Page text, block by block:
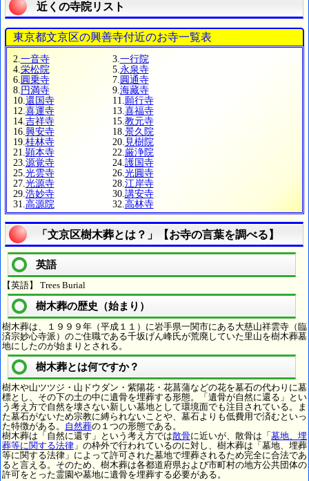
近くの寺院リスト
東京都文京区の興善寺付近のお寺一覧表
2. 一音寺 3. 一行院
4. 栄松院 5. 永泉寺
6. 圓乗寺 7. 圓通寺
8. 円満寺 9. 海藏寺
10. 還国寺 11. 願行寺
12. 喜運寺 13. 喜福寺
14. 吉祥寺 15. 教元寺
16. 興安寺 18. 景久院
19. 桂林寺 20. 見樹院
21. 顕本寺 22. 厳浄院
23. 源覚寺 24. 護国寺
25. 光雲寺 26. 光圓寺
27. 光源寺 28. 江岸寺
29. 浩妙寺 30. 講安寺
31. 高源院 32. 高林寺
「文京区樹木葬とは？」【お寺の言葉を調べる】
英語
【英語】 Trees Burial
樹木葬の歴史（始まり）
樹木葬は、１９９９年（平成１１）に岩手県一関市にある大慈山祥雲寺（臨
済宗妙心寺派）のご住職である千坂げん峰氏が荒廃していた里山を樹木葬墓
地にしたのが始まりとされる。
樹木葬とは何ですか？
樹木や山ツツジ・山ドウダン・紫陽花・花菖蒲などの花を墓石の代わりに墓
標とし、その下の土の中に遺骨を埋葬する形態。「遺骨が自然に還る」とい
う考え方で自然を壊さない新しい墓地として環境面でも注目されている。ま
た墓石がないため宗教に縛られないことや、墓石よりも低費用で済むといっ
た特徴がある。 自然葬の１つの形態である。
樹木葬は「自然に還す」という考え方では散骨に近いが、散骨は「 墓地、埋
葬等に関する法律 」の枠外で行われているのに対し、樹木葬は「墓地、埋葬
等に関する法律」によって許可された墓地で埋葬されるため完全に合法であ
ると言える。そのため、樹木葬は各都道府県および市町村の地方公共団体の
許可をとった霊園や墓地に遺骨を埋葬する必要がある。